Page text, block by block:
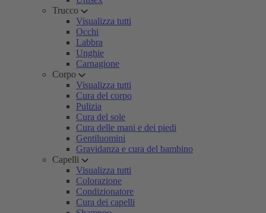
Trucco
Visualizza tutti
Occhi
Labbra
Unghie
Carnagione
Corpo
Visualizza tutti
Cura del corpo
Pulizia
Cura del sole
Cura delle mani e dei piedi
Gentiluomini
Gravidanza e cura del bambino
Capelli
Visualizza tutti
Colorazione
Condizionatore
Cura dei capelli